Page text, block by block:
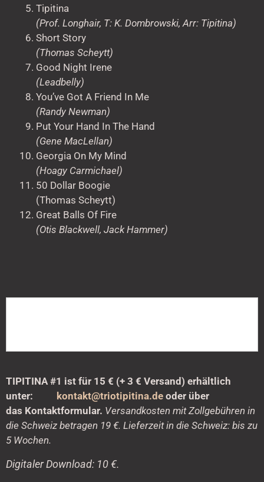
Tipitina
(Prof. Longhair, T: K. Dombrowski, Arr: Tipitina)
Short Story
(Thomas Scheytt)
Good Night Irene
(Leadbelly)
You’ve Got A Friend In Me
(Randy Newman)
Put Your Hand In The Hand
(Gene MacLellan)
Georgia On My Mind
(Hoagy Carmichael)
50 Dollar Boogie
(Thomas Scheytt)
Great Balls Of Fire
(Otis Blackwell, Jack Hammer)
TIPITINA #1 ist für 15 € (+ 3 € Versand) erhältlich
unter:
kontakt@triotipitina.de oder über
das Kontaktformular. Versandkosten mit Zollgebühren in
die Schweiz betragen 19 €. Lieferzeit in die Schweiz: bis zu
5 Wochen.
Digitaler Download: 10 €.